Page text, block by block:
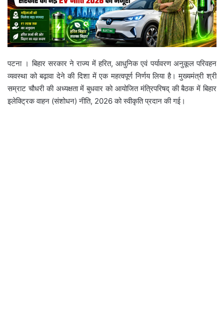
पटना । बिहार सरकार ने राज्य में हरित, आधुनिक एवं पर्यावरण अनुकूल परिवहन
व्यवस्था को बढ़ावा देने की दिशा में एक महत्वपूर्ण निर्णय लिया है। मुख्यमंत्री श्री
सम्राट चौधरी की अध्यक्षता में बुधवार को आयोजित मंत्रिपरिषद् की बैठक में बिहार
इलेक्ट्रिक वाहन (संशोधन) नीति, 2026 को स्वीकृति प्रदान की गई।